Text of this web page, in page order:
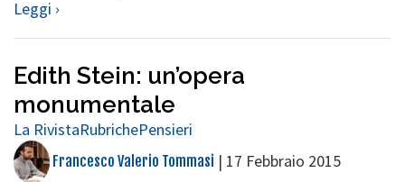
Leggi ›
Edith Stein: un’opera
monumentale
La RivistaRubrichePensieri
Francesco Valerio Tommasi | 17 Febbraio 2015